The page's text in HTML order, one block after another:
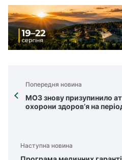
Попередня новина
МОЗ знову призупинило
охорони здоров’я на
Наступна новина